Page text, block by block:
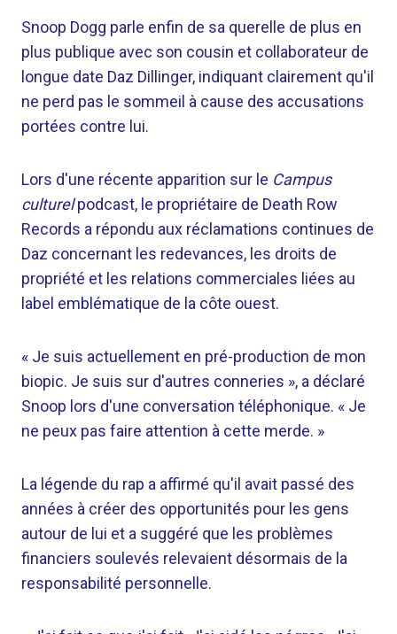
Snoop Dogg parle enfin de sa querelle de plus en
plus publique avec son cousin et collaborateur de
longue date Daz Dillinger, indiquant clairement qu'il
ne perd pas le sommeil à cause des accusations
portées contre lui.
Lors d'une récente apparition sur le Campus
culturelpodcast, le propriétaire de Death Row
Records a répondu aux réclamations continues de
Daz concernant les redevances, les droits de
propriété et les relations commerciales liées au
label emblématique de la côte ouest.
« Je suis actuellement en pré-production de mon
biopic. Je suis sur d'autres conneries », a déclaré
Snoop lors d'une conversation téléphonique. « Je
ne peux pas faire attention à cette merde. »
La légende du rap a affirmé qu'il avait passé des
années à créer des opportunités pour les gens
autour de lui et a suggéré que les problèmes
financiers soulevés relevaient désormais de la
responsabilité personnelle.